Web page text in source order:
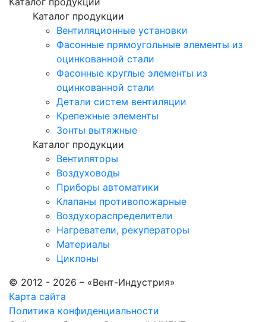
Каталог продукции
Вентиляционные установки
Фасонные прямоугольные элементы из
оцинкованной стали
Фасонные круглые элементы из
оцинкованной стали
Детали систем вентиляции
Крепежные элементы
Зонты вытяжные
Каталог продукции
Вентиляторы
Воздуховоды
Приборы автоматики
Клапаны противопожарные
Воздухораспределители
Нагреватели, рекуператоры
Материалы
Циклоны
© 2012 - 2026 – «Вент-Индустрия»
Карта сайта
Политика конфиденциальности